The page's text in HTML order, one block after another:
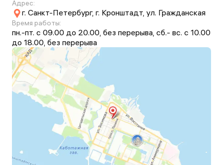
Адрес:
г. Санкт-Петербург, г. Кронштадт, ул. Гражданская
Время работы:
пн.-пт. с 09.00 до 20.00, без перерыва, сб.- вс. с 10.00
до 18.00, без перерыва